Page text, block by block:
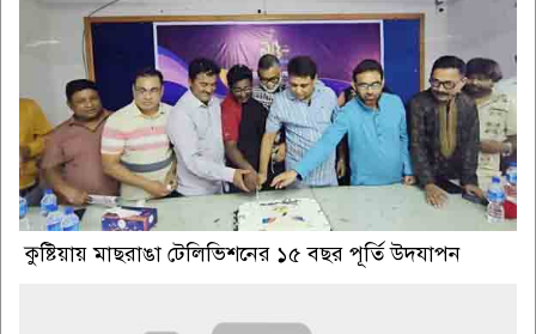
কুষ্টিয়ায় মাছরাঙা টেলিভিশনের ১৫ বছর পূর্তি উদযাপন